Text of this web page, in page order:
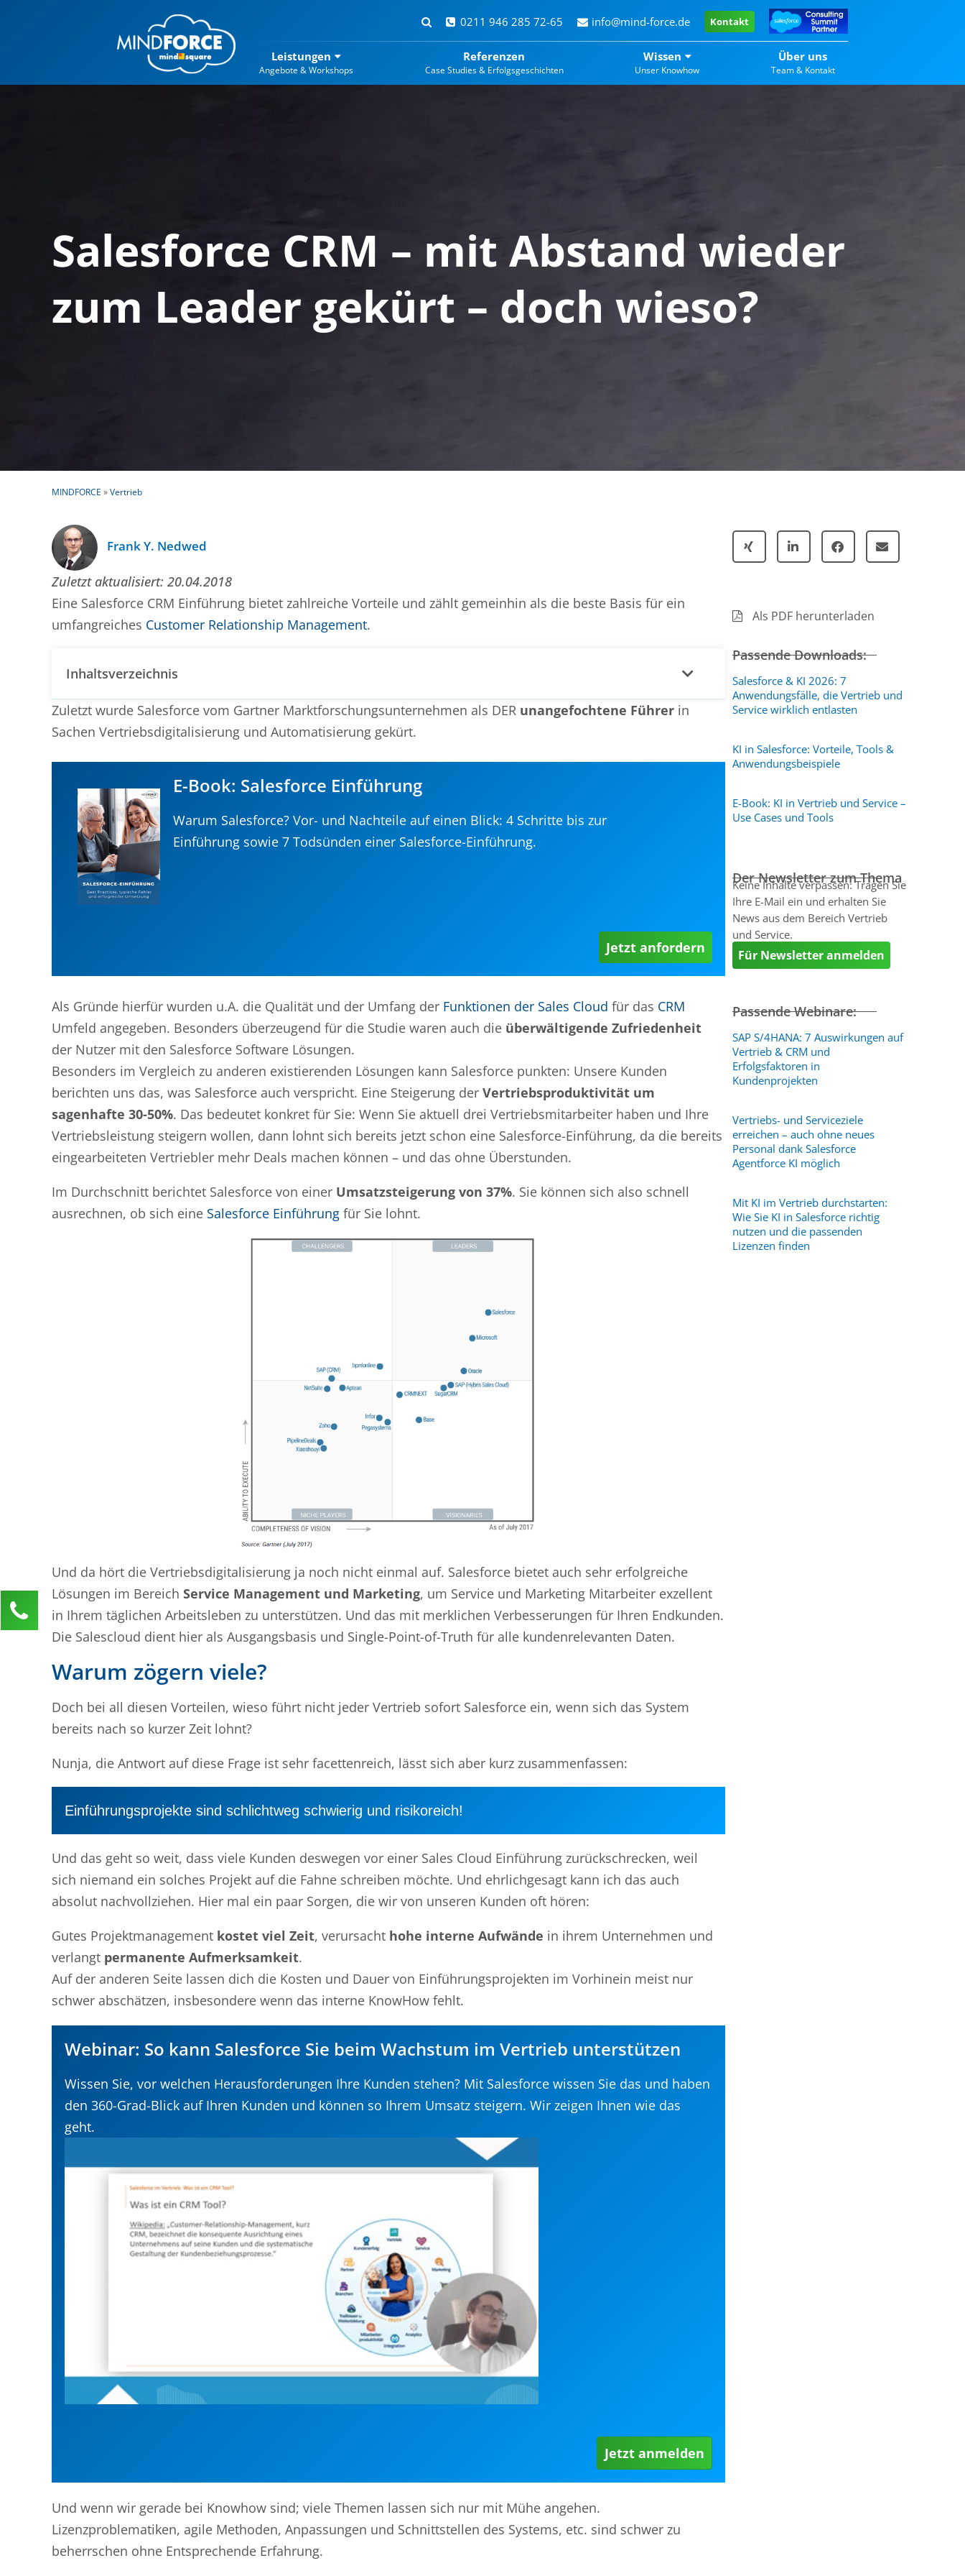
0211 946 285 72-65 info@mind-force.de Kontakt
Leistungen
Angebote & Workshops
Referenzen
Case Studies & Erfolgsgeschichten
Wissen
Unser Knowhow
Über uns
Team & Kontakt
Salesforce CRM – mit Abstand wieder
zum Leader gekürt – doch wieso?
MINDFORCE »Vertrieb
Frank Y. Nedwed
Zuletzt aktualisiert: 20.04.2018
Eine Salesforce CRM Einführung bietet zahlreiche Vorteile und zählt gemeinhin als die beste Basis für ein
umfangreiches Customer Relationship Management.
Inhaltsverzeichnis
Zuletzt wurde Salesforce vom Gartner Marktforschungsunternehmen als DER unangefochtene Führer in
Sachen Vertriebsdigitalisierung und Automatisierung gekürt.
E-Book: Salesforce Einführung
Warum Salesforce? Vor- und Nachteile auf einen Blick: 4 Schritte bis zur
Einführung sowie 7 Todsünden einer Salesforce-Einführung.
Jetzt anfordern
Als Gründe hierfür wurden u.A. die Qualität und der Umfang der Funktionen der Sales Cloud für das CRM
Umfeld angegeben. Besonders überzeugend für die Studie waren auch die überwältigende Zufriedenheit
der Nutzer mit den Salesforce Software Lösungen.
Besonders im Vergleich zu anderen existierenden Lösungen kann Salesforce punkten: Unsere Kunden
berichten uns das, was Salesforce auch verspricht. Eine Steigerung der Vertriebsproduktivität um
sagenhafte 30-50%. Das bedeutet konkret für Sie: Wenn Sie aktuell drei Vertriebsmitarbeiter haben und Ihre
Vertriebsleistung steigern wollen, dann lohnt sich bereits jetzt schon eine Salesforce-Einführung, da die bereits
eingearbeiteten Vertriebler mehr Deals machen können – und das ohne Überstunden.
Im Durchschnitt berichtet Salesforce von einer Umsatzsteigerung von 37%. Sie können sich also schnell
ausrechnen, ob sich eine Salesforce Einführung für Sie lohnt.
Und da hört die Vertriebsdigitalisierung ja noch nicht einmal auf. Salesforce bietet auch sehr erfolgreiche
Lösungen im Bereich Service Management und Marketing, um Service und Marketing Mitarbeiter exzellent
in Ihrem täglichen Arbeitsleben zu unterstützen. Und das mit merklichen Verbesserungen für Ihren Endkunden.
Die Salescloud dient hier als Ausgangsbasis und Single-Point-of-Truth für alle kundenrelevanten Daten.
Warum zögern viele?
Doch bei all diesen Vorteilen, wieso führt nicht jeder Vertrieb sofort Salesforce ein, wenn sich das System
bereits nach so kurzer Zeit lohnt?
Nunja, die Antwort auf diese Frage ist sehr facettenreich, lässt sich aber kurz zusammenfassen:
Einführungsprojekte sind schlichtweg schwierig und risikoreich!
Und das geht so weit, dass viele Kunden deswegen vor einer Sales Cloud Einführung zurückschrecken, weil
sich niemand ein solches Projekt auf die Fahne schreiben möchte. Und ehrlichgesagt kann ich das auch
absolut nachvollziehen. Hier mal ein paar Sorgen, die wir von unseren Kunden oft hören:
Gutes Projektmanagement kostet viel Zeit, verursacht hohe interne Aufwände in ihrem Unternehmen und
verlangt permanente Aufmerksamkeit.
Auf der anderen Seite lassen dich die Kosten und Dauer von Einführungsprojekten im Vorhinein meist nur
schwer abschätzen, insbesondere wenn das interne KnowHow fehlt.
Webinar: So kann Salesforce Sie beim Wachstum im Vertrieb unterstützen
Wissen Sie, vor welchen Herausforderungen Ihre Kunden stehen? Mit Salesforce wissen Sie das und haben
den 360-Grad-Blick auf Ihren Kunden und können so Ihrem Umsatz steigern. Wir zeigen Ihnen wie das
geht.
Jetzt anmelden
Und wenn wir gerade bei Knowhow sind; viele Themen lassen sich nur mit Mühe angehen.
Lizenzproblematiken, agile Methoden, Anpassungen und Schnittstellen des Systems, etc. sind schwer zu
beherrschen ohne Entsprechende Erfahrung.
Als PDF herunterladen
Passende Downloads:
Salesforce & KI 2026: 7
Anwendungsfälle, die Vertrieb und
Service wirklich entlasten
KI in Salesforce: Vorteile, Tools &
Anwendungsbeispiele
E-Book: KI in Vertrieb und Service –
Use Cases und Tools
Der Newsletter zum Thema
Keine Inhalte verpassen: Tragen Sie
Ihre E-Mail ein und erhalten Sie
News aus dem Bereich Vertrieb
und Service.
Für Newsletter anmelden
Passende Webinare:
SAP S/4HANA: 7 Auswirkungen auf
Vertrieb & CRM und
Erfolgsfaktoren in
Kundenprojekten
Vertriebs- und Serviceziele
erreichen – auch ohne neues
Personal dank Salesforce
Agentforce KI möglich
Mit KI im Vertrieb durchstarten:
Wie Sie KI in Salesforce richtig
nutzen und die passenden
Lizenzen finden
Kontaktieren Sie uns!
Anja Klusner
0211 946 285 72-65
Ihre Anfrage